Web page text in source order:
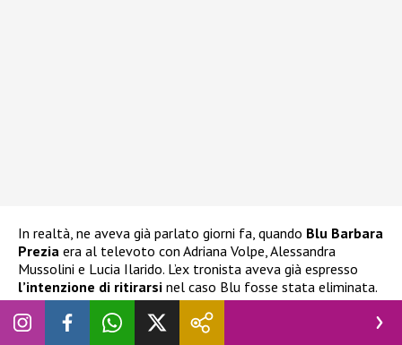
In realtà, ne aveva già parlato giorni fa, quando Blu Barbara
Prezia era al televoto con Adriana Volpe, Alessandra
Mussolini e Lucia Ilarido. L’ex tronista aveva già espresso
l’intenzione di ritirarsi nel caso Blu fosse stata eliminata.
Ha espresso la stessa decisione anche alla stessa Prezia, che
ha cercato di dissuaderlo e di impedirgli di compiere scelte